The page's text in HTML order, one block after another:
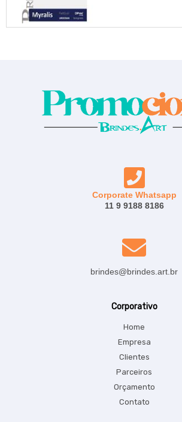
Corporate Whatsapp
11 9 9188 8186
brindes@brindes.art.br
Corporativo
Home
Empresa
Clientes
Parceiros
Orçamento
Contato